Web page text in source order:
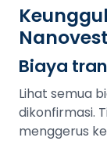
Nanovest
Biaya
Lihat semua
dikonfirmasi.
menggerus